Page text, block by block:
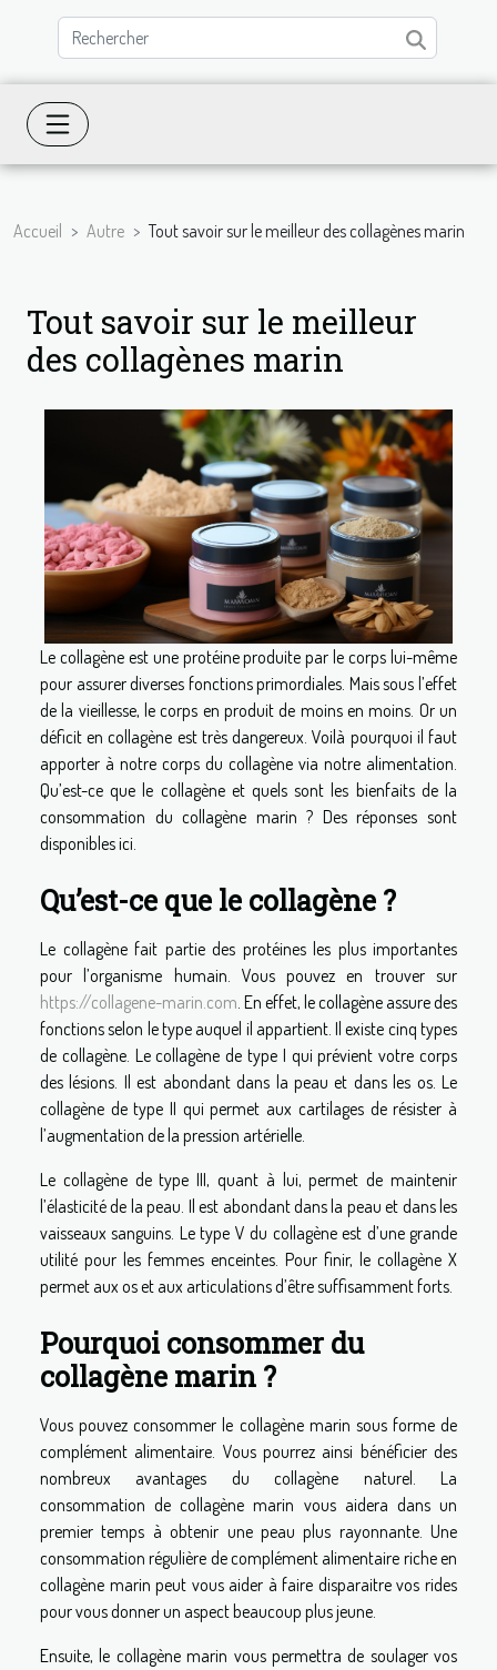
Accueil Autre Tout savoir sur le meilleur des collagènes marin
Tout savoir sur le meilleur
des collagènes marin
Le collagène est une protéine produite par le corps lui-même
pour assurer diverses fonctions primordiales. Mais sous l’effet
de la vieillesse, le corps en produit de moins en moins. Or un
déficit en collagène est très dangereux. Voilà pourquoi il faut
apporter à notre corps du collagène via notre alimentation.
Qu’est-ce que le collagène et quels sont les bienfaits de la
consommation du collagène marin ? Des réponses sont
disponibles ici.
Qu’est-ce que le collagène ?
Le collagène fait partie des protéines les plus importantes
pour l’organisme humain. Vous pouvez en trouver sur
https://collagene-marin.com . En effet, le collagène assure des
fonctions selon le type auquel il appartient. Il existe cinq types
de collagène. Le collagène de type I qui prévient votre corps
des lésions. Il est abondant dans la peau et dans les os. Le
collagène de type II qui permet aux cartilages de résister à
l’augmentation de la pression artérielle.
Le collagène de type III, quant à lui, permet de maintenir
l’élasticité de la peau. Il est abondant dans la peau et dans les
vaisseaux sanguins. Le type V du collagène est d’une grande
utilité pour les femmes enceintes. Pour finir, le collagène X
permet aux os et aux articulations d’être suffisamment forts.
Pourquoi consommer du
collagène marin ?
Vous pouvez consommer le collagène marin sous forme de
complément alimentaire. Vous pourrez ainsi bénéficier des
nombreux avantages du collagène naturel. La
consommation de collagène marin vous aidera dans un
premier temps à obtenir une peau plus rayonnante. Une
consommation régulière de complément alimentaire riche en
collagène marin peut vous aider à faire disparaitre vos rides
pour vous donner un aspect beaucoup plus jeune.
Ensuite, le collagène marin vous permettra de soulager vos